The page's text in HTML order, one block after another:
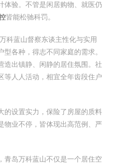
体验。不管是闲居购物、就医仍
皆能松驰科罚。
万科蓝山督察东谈主性化与实用
型各种，得志不同家庭的需求。
造出镇静、闲静的居住氛围。社
等人人活动，相宜全年齿段住户
的设置实力，保险了房屋的质料
物业不停，皆体现出高范例、严
青岛万科蓝山不仅是一个居住空